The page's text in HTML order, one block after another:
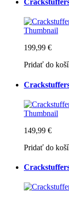
199,99 €
Pridať do
149,99 €
Pridať do